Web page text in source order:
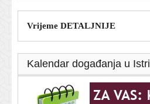
Vrijeme DETALJNIJE
Kalendar događanja u Istri